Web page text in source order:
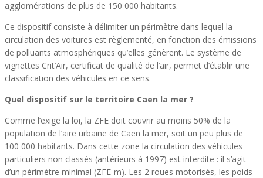
agglomérations de plus de 150 000 habitants.
Ce dispositif consiste à délimiter un périmètre dans lequel la
circulation des voitures est règlementé, en fonction des émissions
de polluants atmosphériques qu’elles génèrent. Le système de
vignettes Crit’Air, certificat de qualité de l’air, permet d’établir une
classification des véhicules en ce sens.
Quel dispositif sur le territoire Caen la mer ?
Comme l’exige la loi, la ZFE doit couvrir au moins 50% de la
population de l’aire urbaine de Caen la mer, soit un peu plus de
100 000 habitants. Dans cette zone la circulation des véhicules
particuliers non classés (antérieurs à 1997) est interdite : il s’agit
d’un périmètre minimal (ZFE-m). Les 2 roues motorisés, les poids